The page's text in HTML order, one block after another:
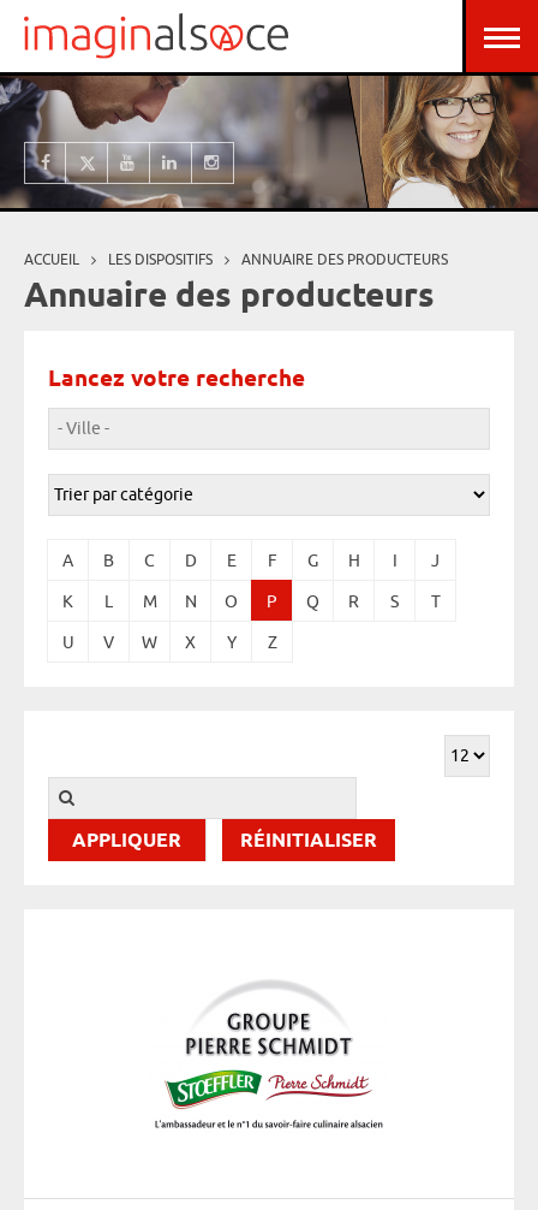
Aller au contenu principal
Vous êtes ici
ACCUEIL LES DISPOSITIFS ANNUAIRE DES PRODUCTEURS
Annuaire des producteurs
Lancez votre recherche
A B C D E F G H I J
K L M N O P Q R S T
U V W X Y Z
RÉINITIALISER
Panneau de gestion des cookies